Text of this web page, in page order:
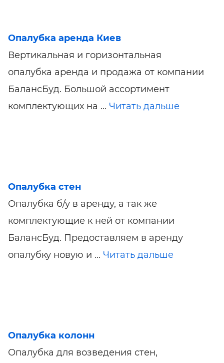
Опалубка аренда Киев
Вертикальная и горизонтальная
опалубка аренда и продажа от компании
БалансБуд. Большой ассортимент
комплектующих на ... Читать дальше
Опалубка стен
Опалубка б/у в аренду, а так же
комплектующие к ней от компании
БалансБуд. Предоставляем в аренду
опалубку новую и ... Читать дальше
Опалубка колонн
Опалубка для возведения стен,